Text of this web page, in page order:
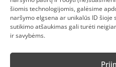
šiomis technologijomis, galėsime
naršymo elgsena ar unikalūs ID šioje
sutikimo atšaukimas gali turėti
ir savybėms.
D.U.K
KOKYBĖS
SLAPUKŲ
SĄLYGOS IR
ELEKTRONIKOS